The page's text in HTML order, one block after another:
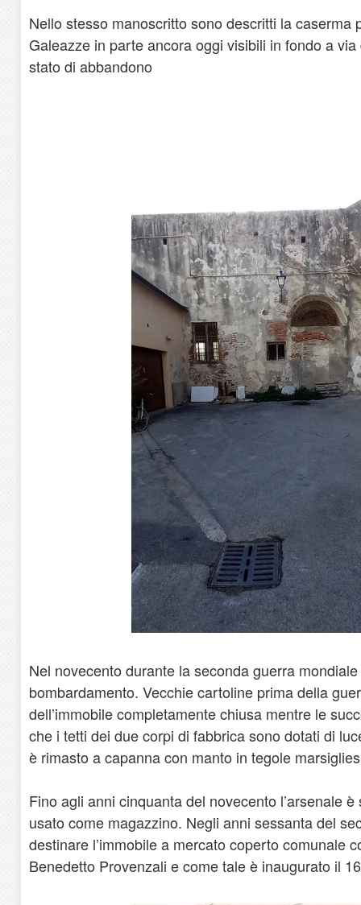
Nello stesso manoscritto sono descritti la caserma
Galeazze in parte ancora oggi visibili in fondo a
stato di abbandono
Nel novecento durante la seconda guerra
bombardamento. Vecchie cartoline prima della
dell’immobile completamente chiusa mentre le
che i tetti dei due corpi di fabbrica sono dotati di
è rimasto a capanna con manto in tegole
Fino agli anni cinquanta del novecento l’arsenale
usato come magazzino. Negli anni sessanta del
destinare l’immobile a mercato coperto comunale
Benedetto Provenzali e come tale è inaugurato il